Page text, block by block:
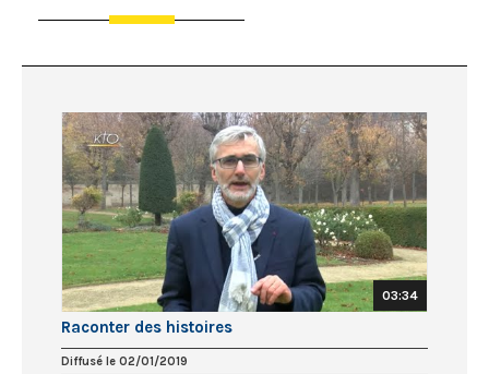
03:34
Raconter des histoires
Diffusé le 02/01/2019